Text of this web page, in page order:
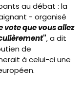
au débat : la
- organisé
vote que vous allez
", a dit
de
à celui-ci une